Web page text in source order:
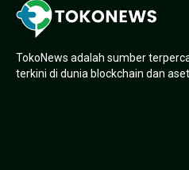
TokoNews adalah sumber
terkini di dunia blockchain dan